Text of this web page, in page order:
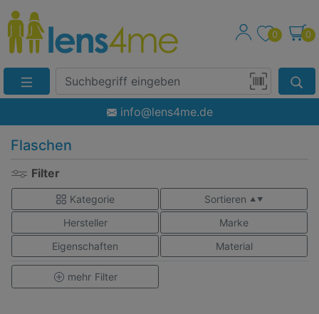
Suche
Eingabefeld
Produktsuche
Scan
0 0
info@lens4me.de
Flaschen
Filter
Kategorie Sortieren ▲ ▼
Hersteller
Marke
Eigenschaften
Material
mehr Filter